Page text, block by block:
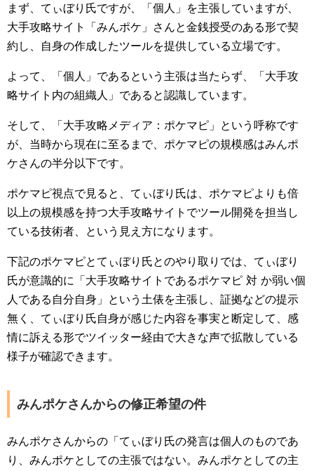
まず、てぃぼり氏ですが、「個人」を主張していますが、
大手攻略サイト「みんポケ」さんと金銭授受のある形で契
約し、自身の作成したツールを提供している立場です。
よって、「個人」であるという主張は当たらず、「大手攻
略サイト内の組織人」であると認識しています。
そして、「大手攻略メディア：ポケマピ」という呼称です
が、当時から現在に至るまで、ポケマピの規模感はみんポ
ケさんの半分以下です。
ポケマピ視点で見ると、てぃぼり氏は、ポケマピよりも倍
以上の規模感を持つ大手攻略サイトでツール開発を担当し
ている技術者、という見え方になります。
下記のポケマピとてぃぼり氏とのやり取りでは、てぃぼり
氏が意識的に「大手攻略サイトであるポケマピ 対 か弱い個
人である自分自身」という土俵を主張し、証拠などの提示
無く、てぃぼり氏自身が感じた内容を事実と断定して、感
情に訴える形でツイッター経由で大きな声で拡散している
様子が確認できます。
みんポケさんからの修正希望の件
みんポケさんからの「てぃぼり氏の発言は個人のものであ
り、みんポケとしての主張ではない。みんポケとしての主